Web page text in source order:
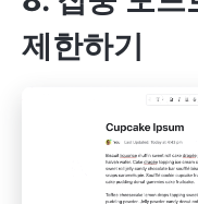
제한하기